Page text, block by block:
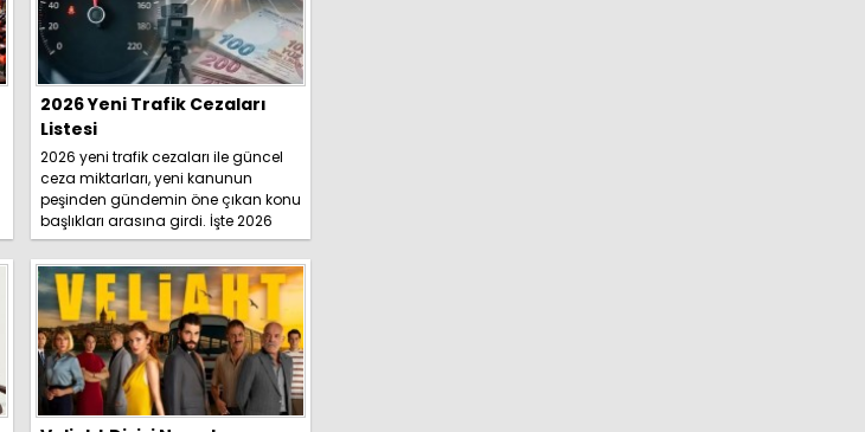
2026 Yeni Trafik Cezaları
Listesi
2026 yeni trafik cezaları ile güncel
ceza miktarları, yeni kanunun
peşinden gündemin öne çıkan konu
başlıkları arasına girdi. İşte 2026
yeni trafik ce...